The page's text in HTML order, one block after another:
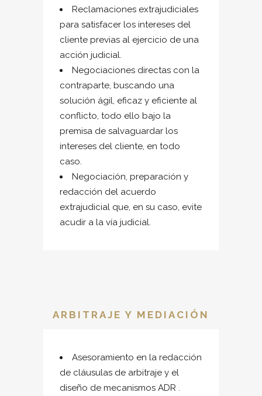
Reclamaciones extrajudiciales
para satisfacer los intereses del
cliente previas al ejercicio de una
acción judicial.
Negociaciones directas con la
contraparte, buscando una
solución ágil, eficaz y eficiente al
conflicto, todo ello bajo la
premisa de salvaguardar los
intereses del cliente, en todo
caso.
Negociación, preparación y
redacción del acuerdo
extrajudicial que, en su caso, evite
acudir a la vía judicial.
ARBITRAJE Y MEDIACIÓN
Asesoramiento en la redacción
de cláusulas de arbitraje y el
diseño de mecanismos ADR .